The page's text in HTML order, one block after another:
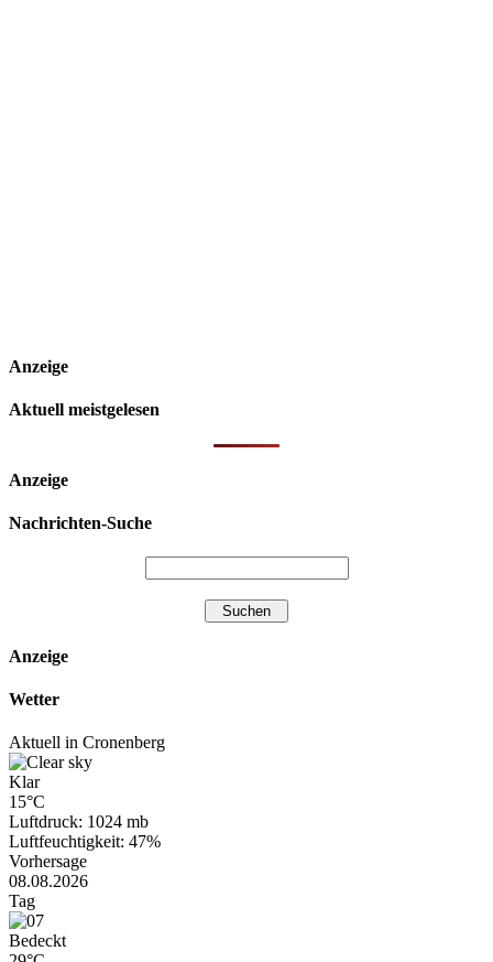
Anzeige
Aktuell meistgelesen
Anzeige
Nachrichten-Suche
Anzeige
Wetter
Aktuell in Cronenberg
Klar
15°C
Luftdruck: 1024 mb
Luftfeuchtigkeit: 47%
Vorhersage
08.08.2026
Tag
Bedeckt